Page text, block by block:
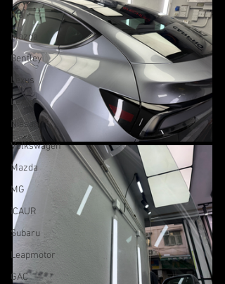
Kia
Mazda
Bentley
Lexus
Lexus
Nissan
Volkswagen
Mazda
MG
iCAUR
Subaru
Leapmotor
GAC